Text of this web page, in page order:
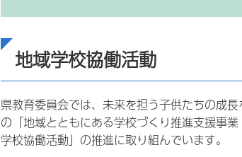
地域学校協働活動
県教育委員会では、未来を担う子供たちの成
の「地域とともにある学校づくり推進支援事
学校協働活動」の推進に取り組んでいます。